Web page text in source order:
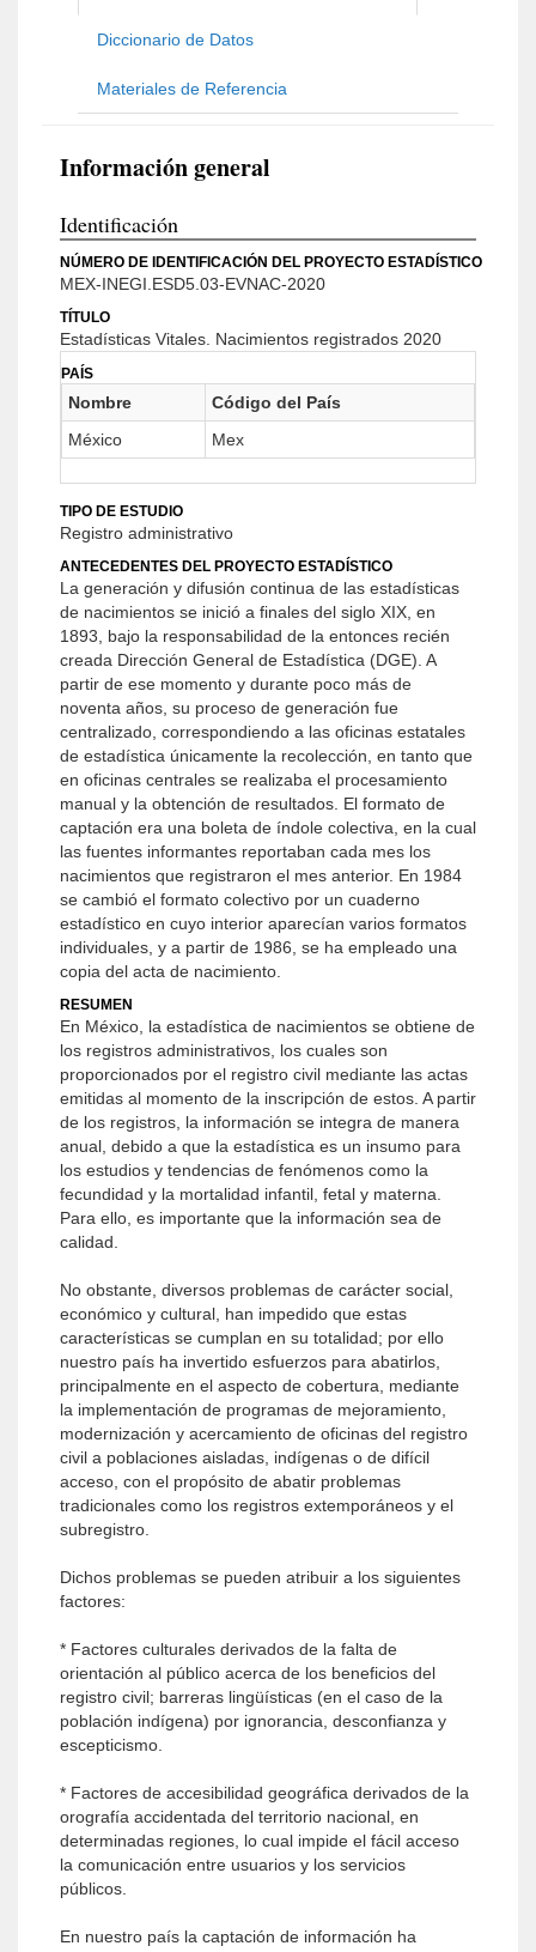
Diccionario de Datos
Materiales de Referencia
Información general
Identificación
NÚMERO DE IDENTIFICACIÓN DEL PROYECTO ESTADÍSTICO
MEX-INEGI.ESD5.03-EVNAC-2020
TÍTULO
Estadísticas Vitales. Nacimientos registrados 2020
PAÍS
Nombre
Código del País
México
Mex
TIPO DE ESTUDIO
Registro administrativo
ANTECEDENTES DEL PROYECTO ESTADÍSTICO
La generación y difusión continua de las estadísticas
de nacimientos se inició a finales del siglo XIX, en
1893, bajo la responsabilidad de la entonces recién
creada Dirección General de Estadística (DGE). A
partir de ese momento y durante poco más de
noventa años, su proceso de generación fue
centralizado, correspondiendo a las oficinas estatales
de estadística únicamente la recolección, en tanto que
en oficinas centrales se realizaba el procesamiento
manual y la obtención de resultados. El formato de
captación era una boleta de índole colectiva, en la cual
las fuentes informantes reportaban cada mes los
nacimientos que registraron el mes anterior. En 1984
se cambió el formato colectivo por un cuaderno
estadístico en cuyo interior aparecían varios formatos
individuales, y a partir de 1986, se ha empleado una
copia del acta de nacimiento.
RESUMEN
En México, la estadística de nacimientos se obtiene de
los registros administrativos, los cuales son
proporcionados por el registro civil mediante las actas
emitidas al momento de la inscripción de estos. A partir
de los registros, la información se integra de manera
anual, debido a que la estadística es un insumo para
los estudios y tendencias de fenómenos como la
fecundidad y la mortalidad infantil, fetal y materna.
Para ello, es importante que la información sea de
calidad.
No obstante, diversos problemas de carácter social,
económico y cultural, han impedido que estas
características se cumplan en su totalidad; por ello
nuestro país ha invertido esfuerzos para abatirlos,
principalmente en el aspecto de cobertura, mediante
la implementación de programas de mejoramiento,
modernización y acercamiento de oficinas del registro
civil a poblaciones aisladas, indígenas o de difícil
acceso, con el propósito de abatir problemas
tradicionales como los registros extemporáneos y el
subregistro.
Dichos problemas se pueden atribuir a los siguientes
factores:
* Factores culturales derivados de la falta de
orientación al público acerca de los beneficios del
registro civil; barreras lingüísticas (en el caso de la
población indígena) por ignorancia, desconfianza y
escepticismo.
* Factores de accesibilidad geográfica derivados de la
orografía accidentada del territorio nacional, en
determinadas regiones, lo cual impide el fácil acceso
la comunicación entre usuarios y los servicios
públicos.
En nuestro país la captación de información ha